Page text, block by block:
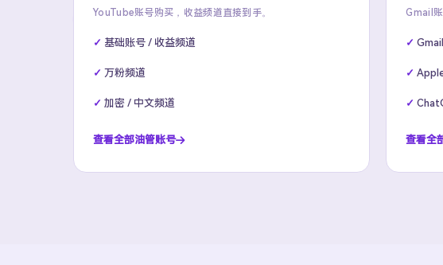
YouTube账号购买，收益频道直接到手。
基础账号 / 收益频道
万粉频道
加密 / 中文频道
查看全部油管账号
Gmail
查看全